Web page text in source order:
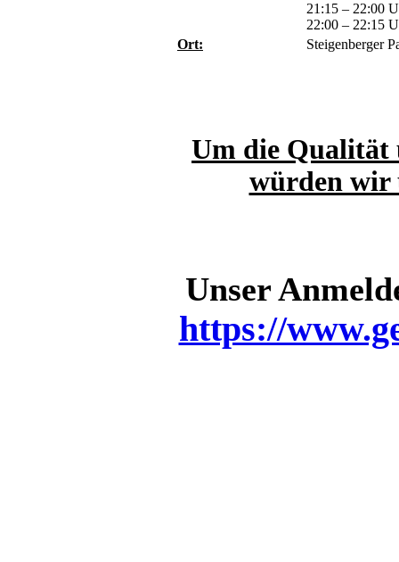
21:15 – 22:00
22:00 – 22:15
Ort:
Steigenberger
Um die Qualität
würden wir
Unser
https://